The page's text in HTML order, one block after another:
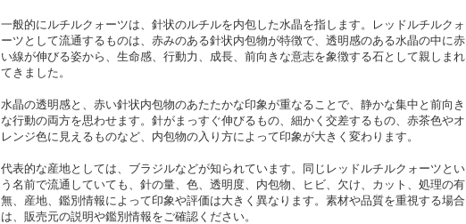
一般的にルチルクォーツは、針状のルチルを内包した水晶を指します。レッドルチルクォ
ーツとして流通するものは、赤みのある針状内包物が特徴で、透明感のある水晶の中に赤
い線が伸びる姿から、生命感、行動力、成長、前向きな意志を象徴する石として親しまれ
てきました。
水晶の透明感と、赤い針状内包物のあたたかな印象が重なることで、静かな集中と前向き
な行動の両方を思わせます。針がまっすぐ伸びるもの、細かく交差するもの、赤茶色やオ
レンジ色に見えるものなど、内包物の入り方によって印象が大きく変わります。
代表的な産地としては、ブラジルなどが知られています。同じレッドルチルクォーツとい
う名前で流通していても、針の量、色、透明度、内包物、ヒビ、欠け、カット、処理の有
無、産地、鑑別情報によって印象や評価は大きく異なります。素材や品質を重視する場合
は、販売元の説明や鑑別情報をご確認ください。